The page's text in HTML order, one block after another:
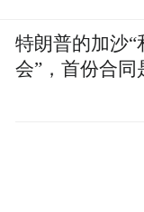
特朗普的加沙“
会”，首份合同